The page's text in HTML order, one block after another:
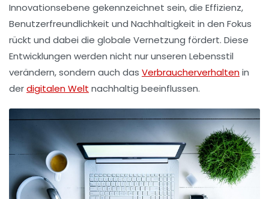
Innovationsebene gekennzeichnet sein, die Effizienz,
Benutzerfreundlichkeit und Nachhaltigkeit in den Fokus
rückt und dabei die globale Vernetzung fördert. Diese
Entwicklungen werden nicht nur unseren Lebensstil
verändern, sondern auch das Verbraucherverhaltenin
derdigitalen Welt nachhaltig beeinflussen.